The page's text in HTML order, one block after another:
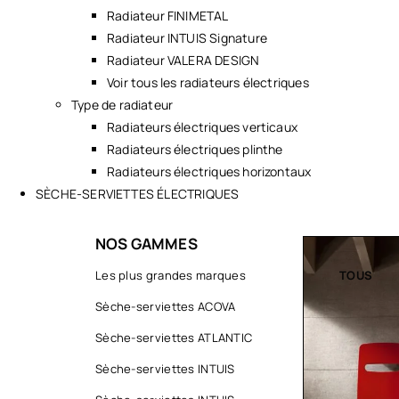
Radiateur FINIMETAL
Radiateur INTUIS Signature
Radiateur VALERA DESIGN
Voir tous les radiateurs électriques
Type de radiateur
Radiateurs électriques verticaux
Radiateurs électriques plinthe
Radiateurs électriques horizontaux
SÈCHE-SERVIETTES ÉLECTRIQUES
NOS GAMMES
Les plus grandes marques
Sèche-serviettes ACOVA
Sèche-serviettes ATLANTIC
Sèche-serviettes INTUIS
TOUS